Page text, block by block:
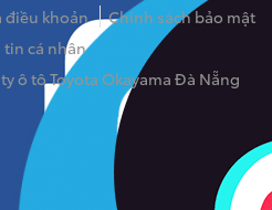
điều khoản
Chính sách bảo mật
cá nhân
ô tô Toyota Okayama Đà Nẵng